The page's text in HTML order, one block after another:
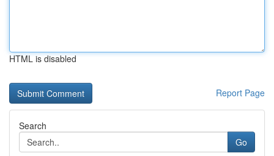
HTML is disabled
Report Page
Search
Go